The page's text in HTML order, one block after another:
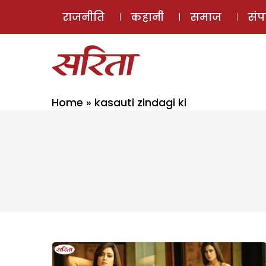
राजनीति कहानी समाज
Home » kasauti zindagi ki